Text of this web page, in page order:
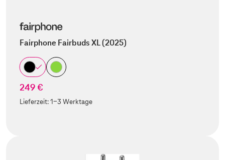
Fairphone Fairbuds XL (2025)
249 €
Lieferzeit:1-3 Werktage